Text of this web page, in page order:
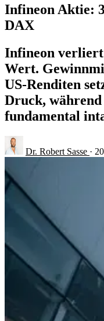
Infineon Aktie:
DAX
Infineon
Wert.
US-Renditen
Druck,
fundamental
Dr. Robert Sasse ·